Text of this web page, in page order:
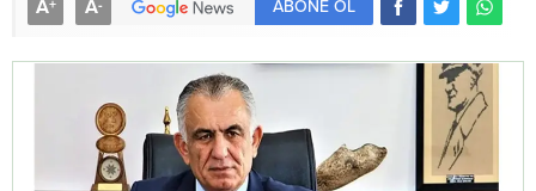
A+ A- ABONE OL